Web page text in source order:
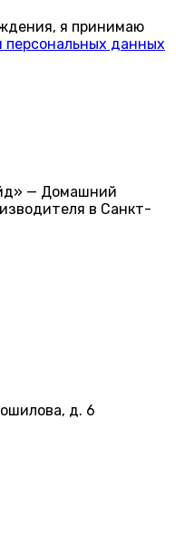
я принимаю
персональных данных
— Домашний
в Санкт-
д. 6